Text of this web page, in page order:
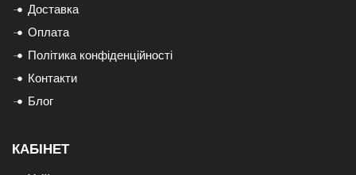
Доставка
Оплата
Політика конфіденційності
Контакти
Блог
КАБІНЕТ